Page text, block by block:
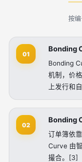
按
01
Bonding
Bonding
机制，价
上发行和
02
Bonding
订单簿依
Curve 由
撮合。[3]